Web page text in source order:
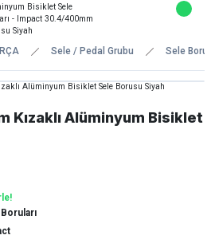
Sele / Pedal Grubu Sele
Kızaklı Alüminyum Bisiklet